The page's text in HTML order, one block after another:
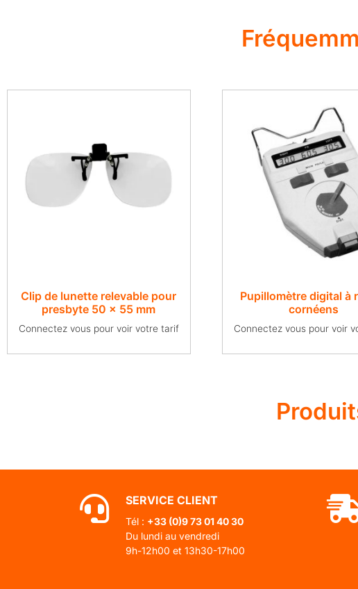
Clip de lunette relevable pour
presbyte 50 x 55 mm
Connectez vous pour voir votre tarif
Pupillomètre digital à
cornéens
Connectez vous pour voir
SERVICE CLIENT
Tél : +33 (0)9 73 01 40 30
Du lundi au vendredi
9h-12h00 et 13h30-17h00